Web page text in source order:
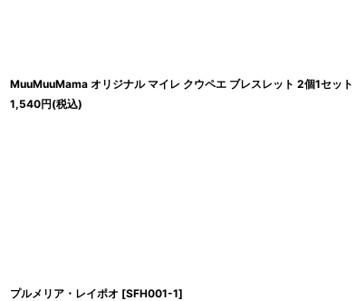
MuuMuuMama オリジナル マイレ クウペエ ブレスレット 2個1セット
1,540円(税込)
プルメリア・レイポオ [SFH001-1]